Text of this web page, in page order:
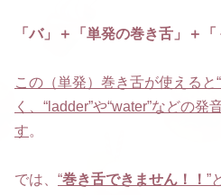
「バ」＋「単発の巻き舌」＋
この（単発）巻き舌が使えると
く、“ladder”や“water”などの発
す。
では、 “巻き舌できません！！ ”